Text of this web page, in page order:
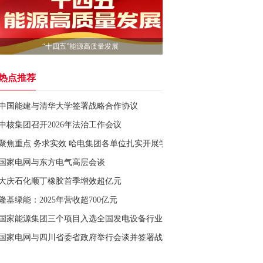
“十四五”能源高质量发展
点推荐
国能建与清华大学签署战略合作协议
核集团召开2026年法治工作会议
焦重点 务求实效 哈电集团各单位扎实开展学习教育
家电网与东方电气高层会谈
庆石化顺丁橡胶首季增效超亿元
基绿能：2025年营收超700亿元
家能源集团三个项目入选全国发电设备行业十大科技创新典型案例
家电网与四川省委省政府举行会谈并签署战略合作框架协议